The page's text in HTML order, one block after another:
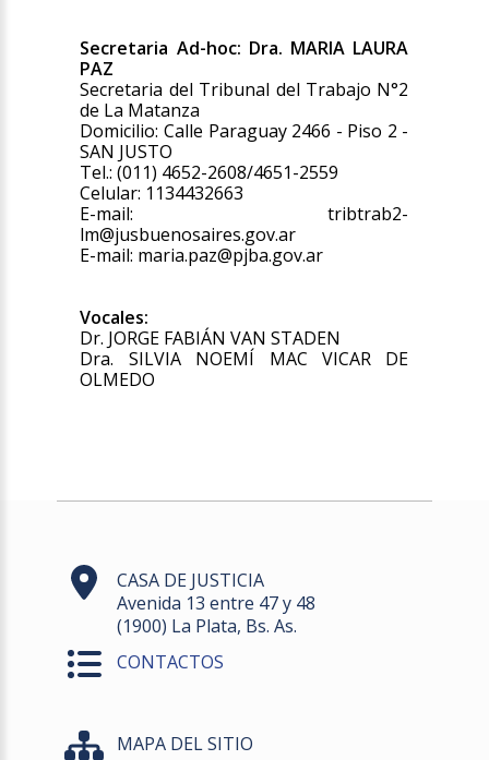
Secretaria Ad-hoc: Dra. MARIA LAURA
PAZ
Secretaria del Tribunal del Trabajo N°2
de La Matanza
Domicilio: Calle Paraguay 2466 - Piso 2 -
SAN JUSTO
Tel.: (011) 4652-2608/4651-2559
Celular: 1134432663
E-mail: tribtrab2-
lm@jusbuenosaires.gov.ar
E-mail: maria.paz@pjba.gov.ar
Vocales:
Dr. JORGE FABIÁN VAN STADEN
Dra. SILVIA NOEMÍ MAC VICAR DE
OLMEDO
CASA DE JUSTICIA
Avenida 13 entre 47 y 48
(1900) La Plata, Bs. As.
CONTACTOS
MAPA DEL SITIO